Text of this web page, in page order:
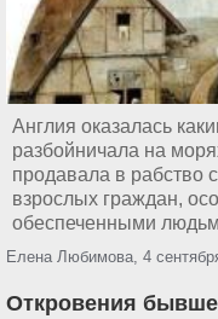
Англия оказалась
разбойничала на
продавала в рабство
взрослых граждан,
обеспеченными
Елена Любимова, 4
Откровения